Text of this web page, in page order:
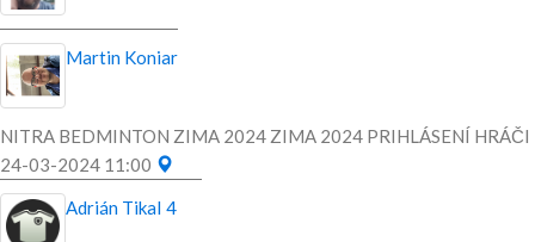
Martin Koniar
NITRA BEDMINTON ZIMA 2024 ZIMA 2024 PRIHLÁSENÍ HRÁČI
24-03-2024 11:00
Adrián Tikal 4